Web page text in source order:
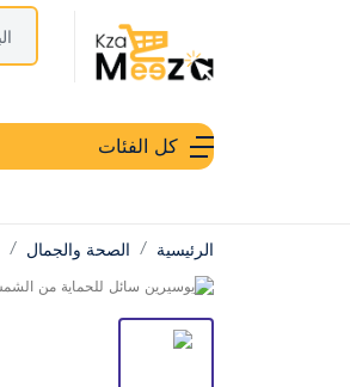
كل الفئات
الرئيسية الصحة والجمال